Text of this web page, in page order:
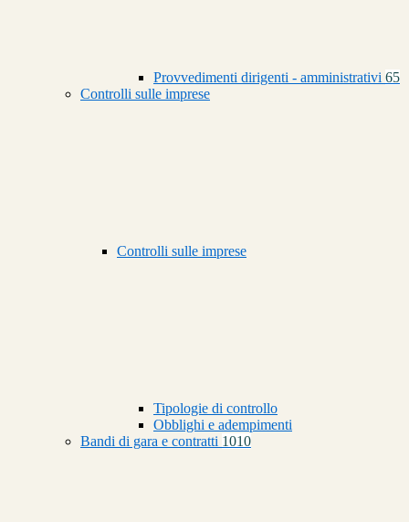
Provvedimenti dirigenti - amministrativi 65
Controlli sulle imprese
Controlli sulle imprese
Tipologie di controllo
Obblighi e adempimenti
Bandi di gara e contratti 1010